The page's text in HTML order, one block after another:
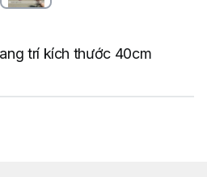
trí kích thước 40cm